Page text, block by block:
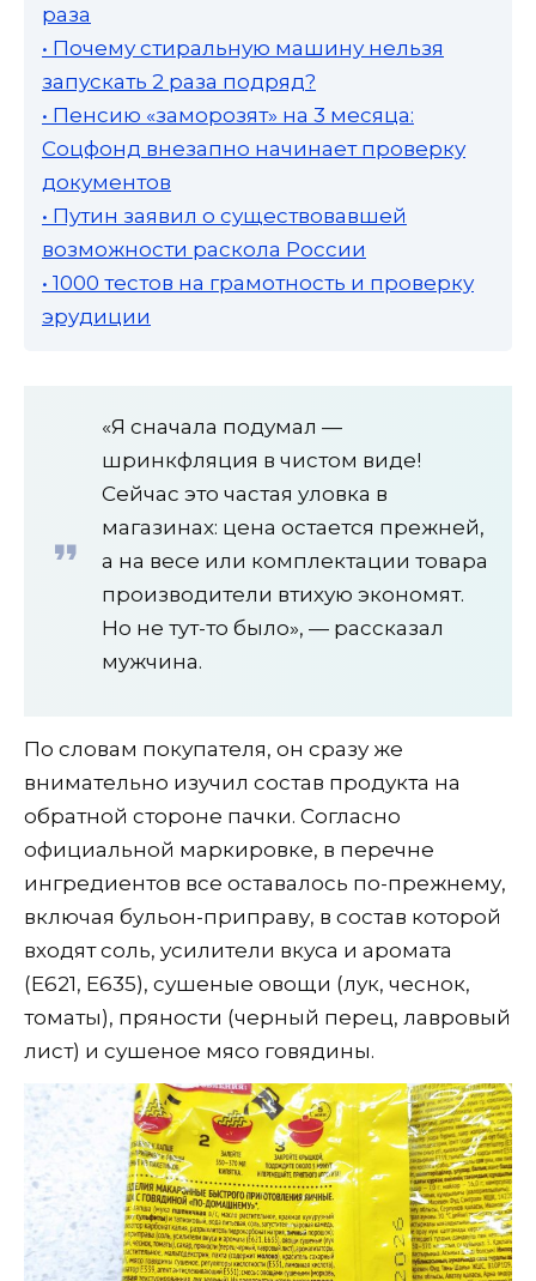
раза
• Почему стиральную машину нельзя
запускать 2 раза подряд?
• Пенсию «заморозят» на 3 месяца:
Соцфонд внезапно начинает проверку
документов
• Путин заявил о существовавшей
возможности раскола России
• 1000 тестов на грамотность и проверку
эрудиции
«Я сначала подумал —
шринкфляция в чистом виде!
Сейчас это частая уловка в
магазинах: цена остается прежней,
а на весе или комплектации товара
производители втихую экономят.
Но не тут-то было», — рассказал
мужчина.
По словам покупателя, он сразу же
внимательно изучил состав продукта на
обратной стороне пачки. Согласно
официальной маркировке, в перечне
ингредиентов все оставалось по-прежнему,
включая бульон-приправу, в состав которой
входят соль, усилители вкуса и аромата
(Е621, Е635), сушеные овощи (лук, чеснок,
томаты), пряности (черный перец, лавровый
лист) и сушеное мясо говядины.